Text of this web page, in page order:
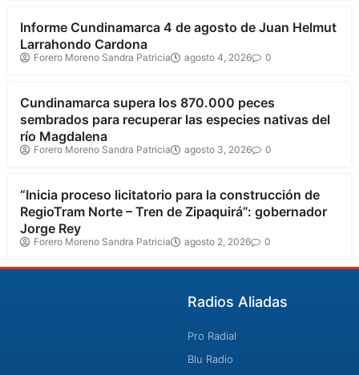
Informe Cundinamarca 4 de agosto de Juan Helmut
Larrahondo Cardona
Forero Moreno Sandra Patricia agosto 4, 2026 0
Cundinamarca
Cundinamarca supera los 870.000 peces
sembrados para recuperar las especies nativas del
río Magdalena
Forero Moreno Sandra Patricia agosto 3, 2026 0
Cundinamarca
“Inicia proceso licitatorio para la construcción de
RegioTram Norte – Tren de Zipaquirá”: gobernador
Jorge Rey
Forero Moreno Sandra Patricia agosto 2, 2026 0
Radios Aliadas
Pro Radial
Blu Radio